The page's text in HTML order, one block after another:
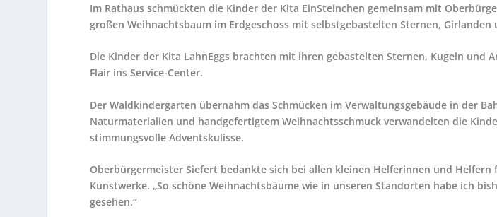
Im Rathaus schmückten die Kinder der Kita EinSteinchen gemeinsam mit
großen Weihnachtsbaum im Erdgeschoss mit selbstgebastelten Sternen, Girlanden
Die Kinder der Kita LahnEggs brachten mit ihren gebastelten Sternen, Kugeln und
Flair ins Service-Center.
Der Waldkindergarten übernahm das Schmücken im Verwaltungsgebäude in der
Naturmaterialien und handgefertigtem Weihnachtsschmuck verwandelten die
stimmungsvolle Adventskulisse.
Oberbürgermeister Siefert bedankte sich bei allen kleinen Helferinnen und Helfern
Kunstwerke. „So schöne Weihnachtsbäume wie in unseren Standorten habe ich
gesehen.“